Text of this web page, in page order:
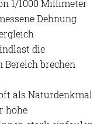
1/1000 Millimeter
Dehnung
die
Bereich brechen
als Naturdenkmal
hohe